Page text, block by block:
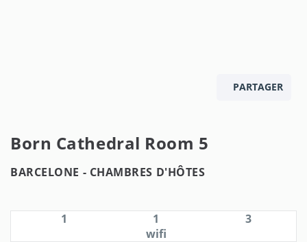
PARTAGER
Born Cathedral Room 5
BARCELONE - CHAMBRES D'HÔTES
1 1
3
wifi